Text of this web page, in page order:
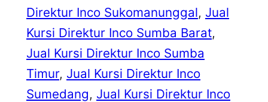
Direktur Inco Sukomanunggal, Jual
Kursi Direktur Inco Sumba Barat
Jual Kursi Direktur Inco Sumba
Timur, Jual Kursi Direktur Inco
Sumedang, Jual Kursi Direktur Inco